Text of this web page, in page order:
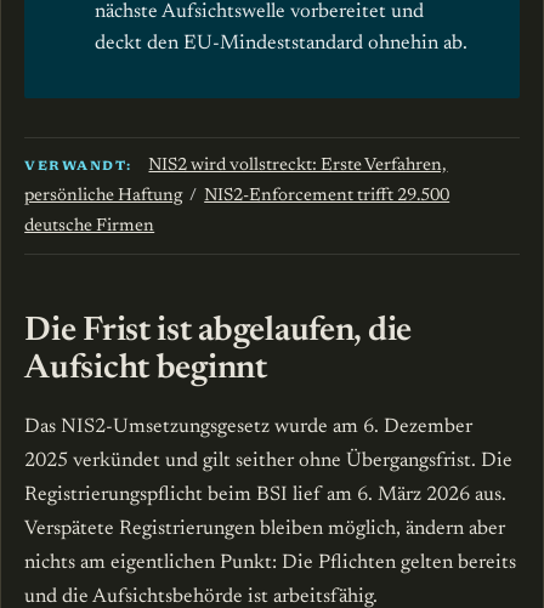
nächste Aufsichtswelle vorbereitet und
deckt den EU-Mindeststandard ohnehin ab.
VERWANDT:
NIS2 wird vollstreckt: Erste Verfahren,
persönliche Haftung / NIS2-Enforcement trifft 29.500
deutsche Firmen
Die Frist ist abgelaufen, die
Aufsicht beginnt
Das NIS2-Umsetzungsgesetz wurde am 6. Dezember
2025 verkündet und gilt seither ohne Übergangsfrist. Die
Registrierungspflicht beim BSI lief am 6. März 2026 aus.
Verspätete Registrierungen bleiben möglich, ändern aber
nichts am eigentlichen Punkt: Die Pflichten gelten bereits
und die Aufsichtsbehörde ist arbeitsfähig.